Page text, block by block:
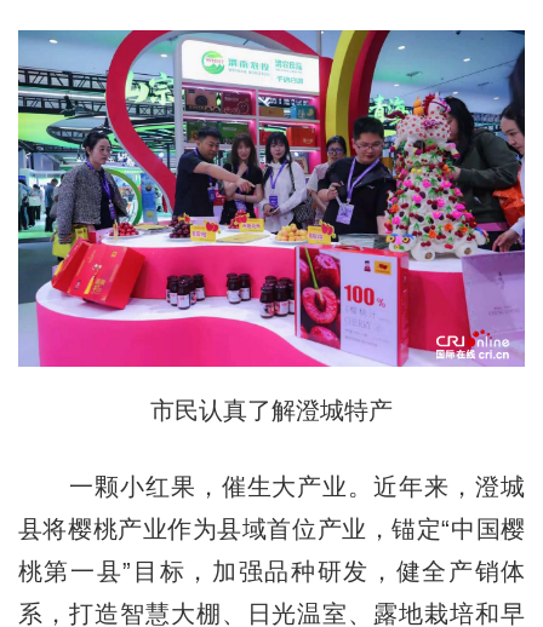
市民认真了解澄城特产
一颗小红果，催生大产业。近年来，澄城
县将樱桃产业作为县域首位产业，锚定“中国樱
桃第一县”目标，加强品种研发，健全产销体
系，打造智慧大棚、日光温室、露地栽培和早